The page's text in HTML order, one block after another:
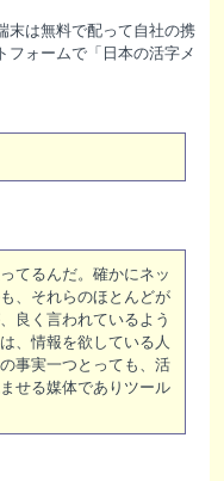
末は無料で配って自社の携
フォームで「日本の活字メ
てるんだ。確かにネッ
、それらのほとんどが
良く言われているよう
、情報を欲している人
事実一つとっても、活
せる媒体でありツール